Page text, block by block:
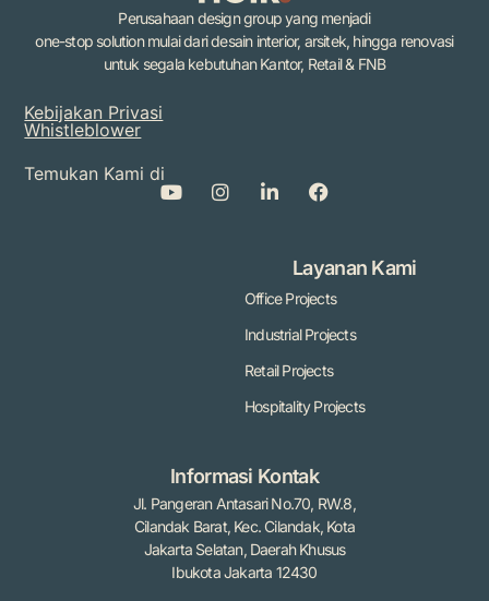
Perusahaan design group yang menjadi
one-stop solution mulai dari desain interior, arsitek, hingga renovasi
untuk segala kebutuhan Kantor, Retail & FNB
Kebijakan Privasi
Whistleblower
Temukan Kami di
Layanan Kami
Office Projects
Industrial Projects
Retail Projects
Hospitality Projects
Informasi Kontak
Jl. Pangeran Antasari No.70, RW.8,
Cilandak Barat, Kec. Cilandak, Kota
Jakarta Selatan, Daerah Khusus
Ibukota Jakarta 12430